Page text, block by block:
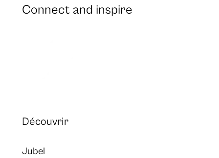
Connect and inspire
Découvrir
Jubel